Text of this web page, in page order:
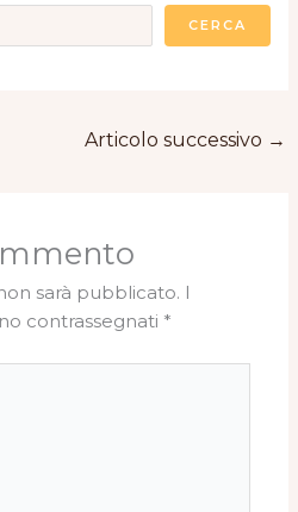
CERCA
Articolo successivo →
sarà pubblicato. I
contrassegnati *